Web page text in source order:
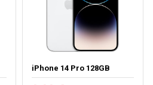
iPhone 14 Pro 128GB